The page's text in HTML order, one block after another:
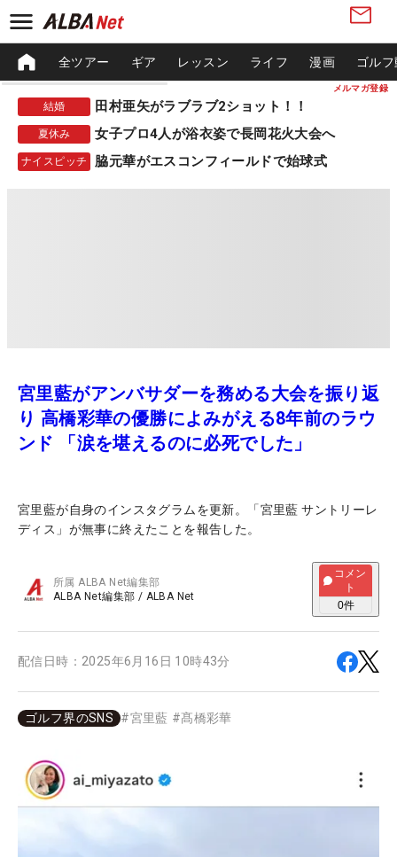
メルマガ登録
全ツアー ギア レッスン ライフ 漫画 ゴル
結婚 田村亜矢がラブラブ2ショット！！
夏休み 女子プロ4人が浴衣姿で長岡花火大会へ
ナイスピッチ 脇元華がエスコンフィールドで始球式
宮里藍がアンバサダーを務める大会を振り返
り 高橋彩華の優勝によみがえる8年前のラウ
ンド 「涙を堪えるのに必死でした」
宮里藍が自身のインスタグラムを更新。「宮里藍 サントリーレ
ディス」が無事に終えたことを報告した。
所属ALBA Net編集部
ALBA Net編集部 / ALBA Net
コメン
ト
0件
配信日時： 2025年6月16日 10時43分
ゴルフ界のSNS #宮里藍 #髙橋彩華